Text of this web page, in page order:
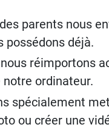
parents nous
possédons déjà.
réimportons
ordinateur.
spécialement
ou créer une